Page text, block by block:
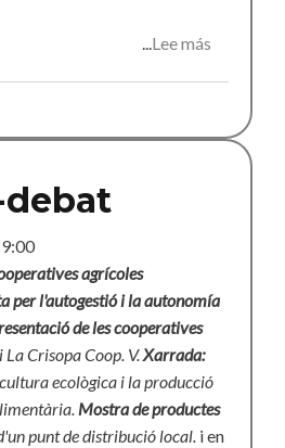
Lee más
camino
debat
agrícoles
per l'autogestió i la autonomía
de les cooperatives
Crisopa Coop. V.Xarrada:
ecològica i la producció
Mostra de productes
punt de distribució local. i en